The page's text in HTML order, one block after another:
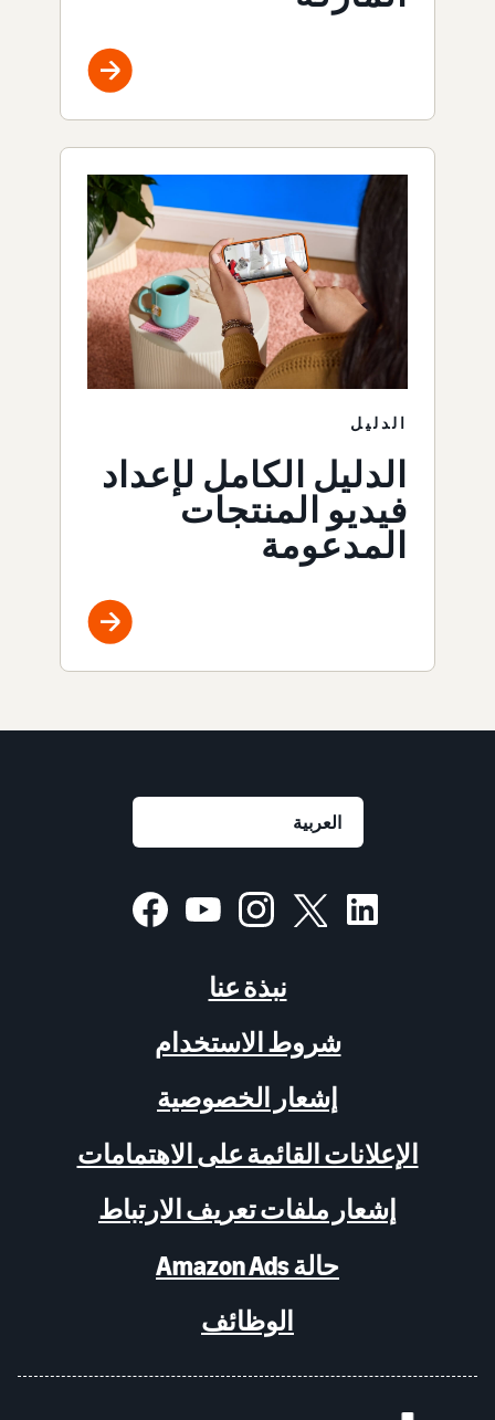
الدليل
الدليل الكامل لإعداد
فيديو المنتجات
المدعومة
نبذة عنا
شروط الاستخدام
إشعار الخصوصية
الإعلانات القائمة على الاهتمامات
إشعار ملفات تعريف الارتباط
حالة Amazon Ads
الوظائف